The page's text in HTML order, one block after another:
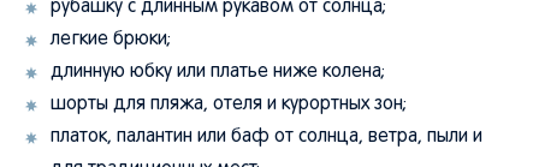
легкие брюки;
длинную юбку или платье ниже колена;
шорты для пляжа, отеля и курортных зон;
платок, палантин или баф от солнца, ветра, пыли и
для традиционных мест;